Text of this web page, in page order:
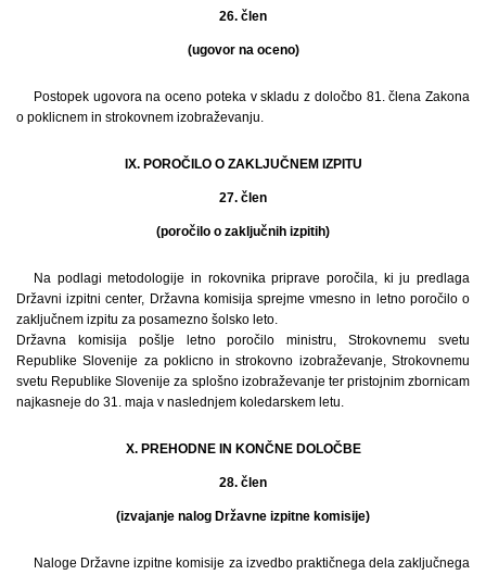
26. člen
(ugovor na oceno)
Postopek ugovora na oceno poteka v skladu z določbo 81. člena Zakona
o poklicnem in strokovnem izobraževanju.
IX. POROČILO O ZAKLJUČNEM IZPITU
27. člen
(poročilo o zaključnih izpitih)
Na podlagi metodologije in rokovnika priprave poročila, ki ju predlaga
Državni izpitni center, Državna komisija sprejme vmesno in letno poročilo o
zaključnem izpitu za posamezno šolsko leto.
Državna komisija pošlje letno poročilo ministru, Strokovnemu svetu
Republike Slovenije za poklicno in strokovno izobraževanje, Strokovnemu
svetu Republike Slovenije za splošno izobraževanje ter pristojnim zbornicam
najkasneje do 31. maja v naslednjem koledarskem letu.
X. PREHODNE IN KONČNE DOLOČBE
28. člen
(izvajanje nalog Državne izpitne komisije)
Naloge Državne izpitne komisije za izvedbo praktičnega dela zaključnega